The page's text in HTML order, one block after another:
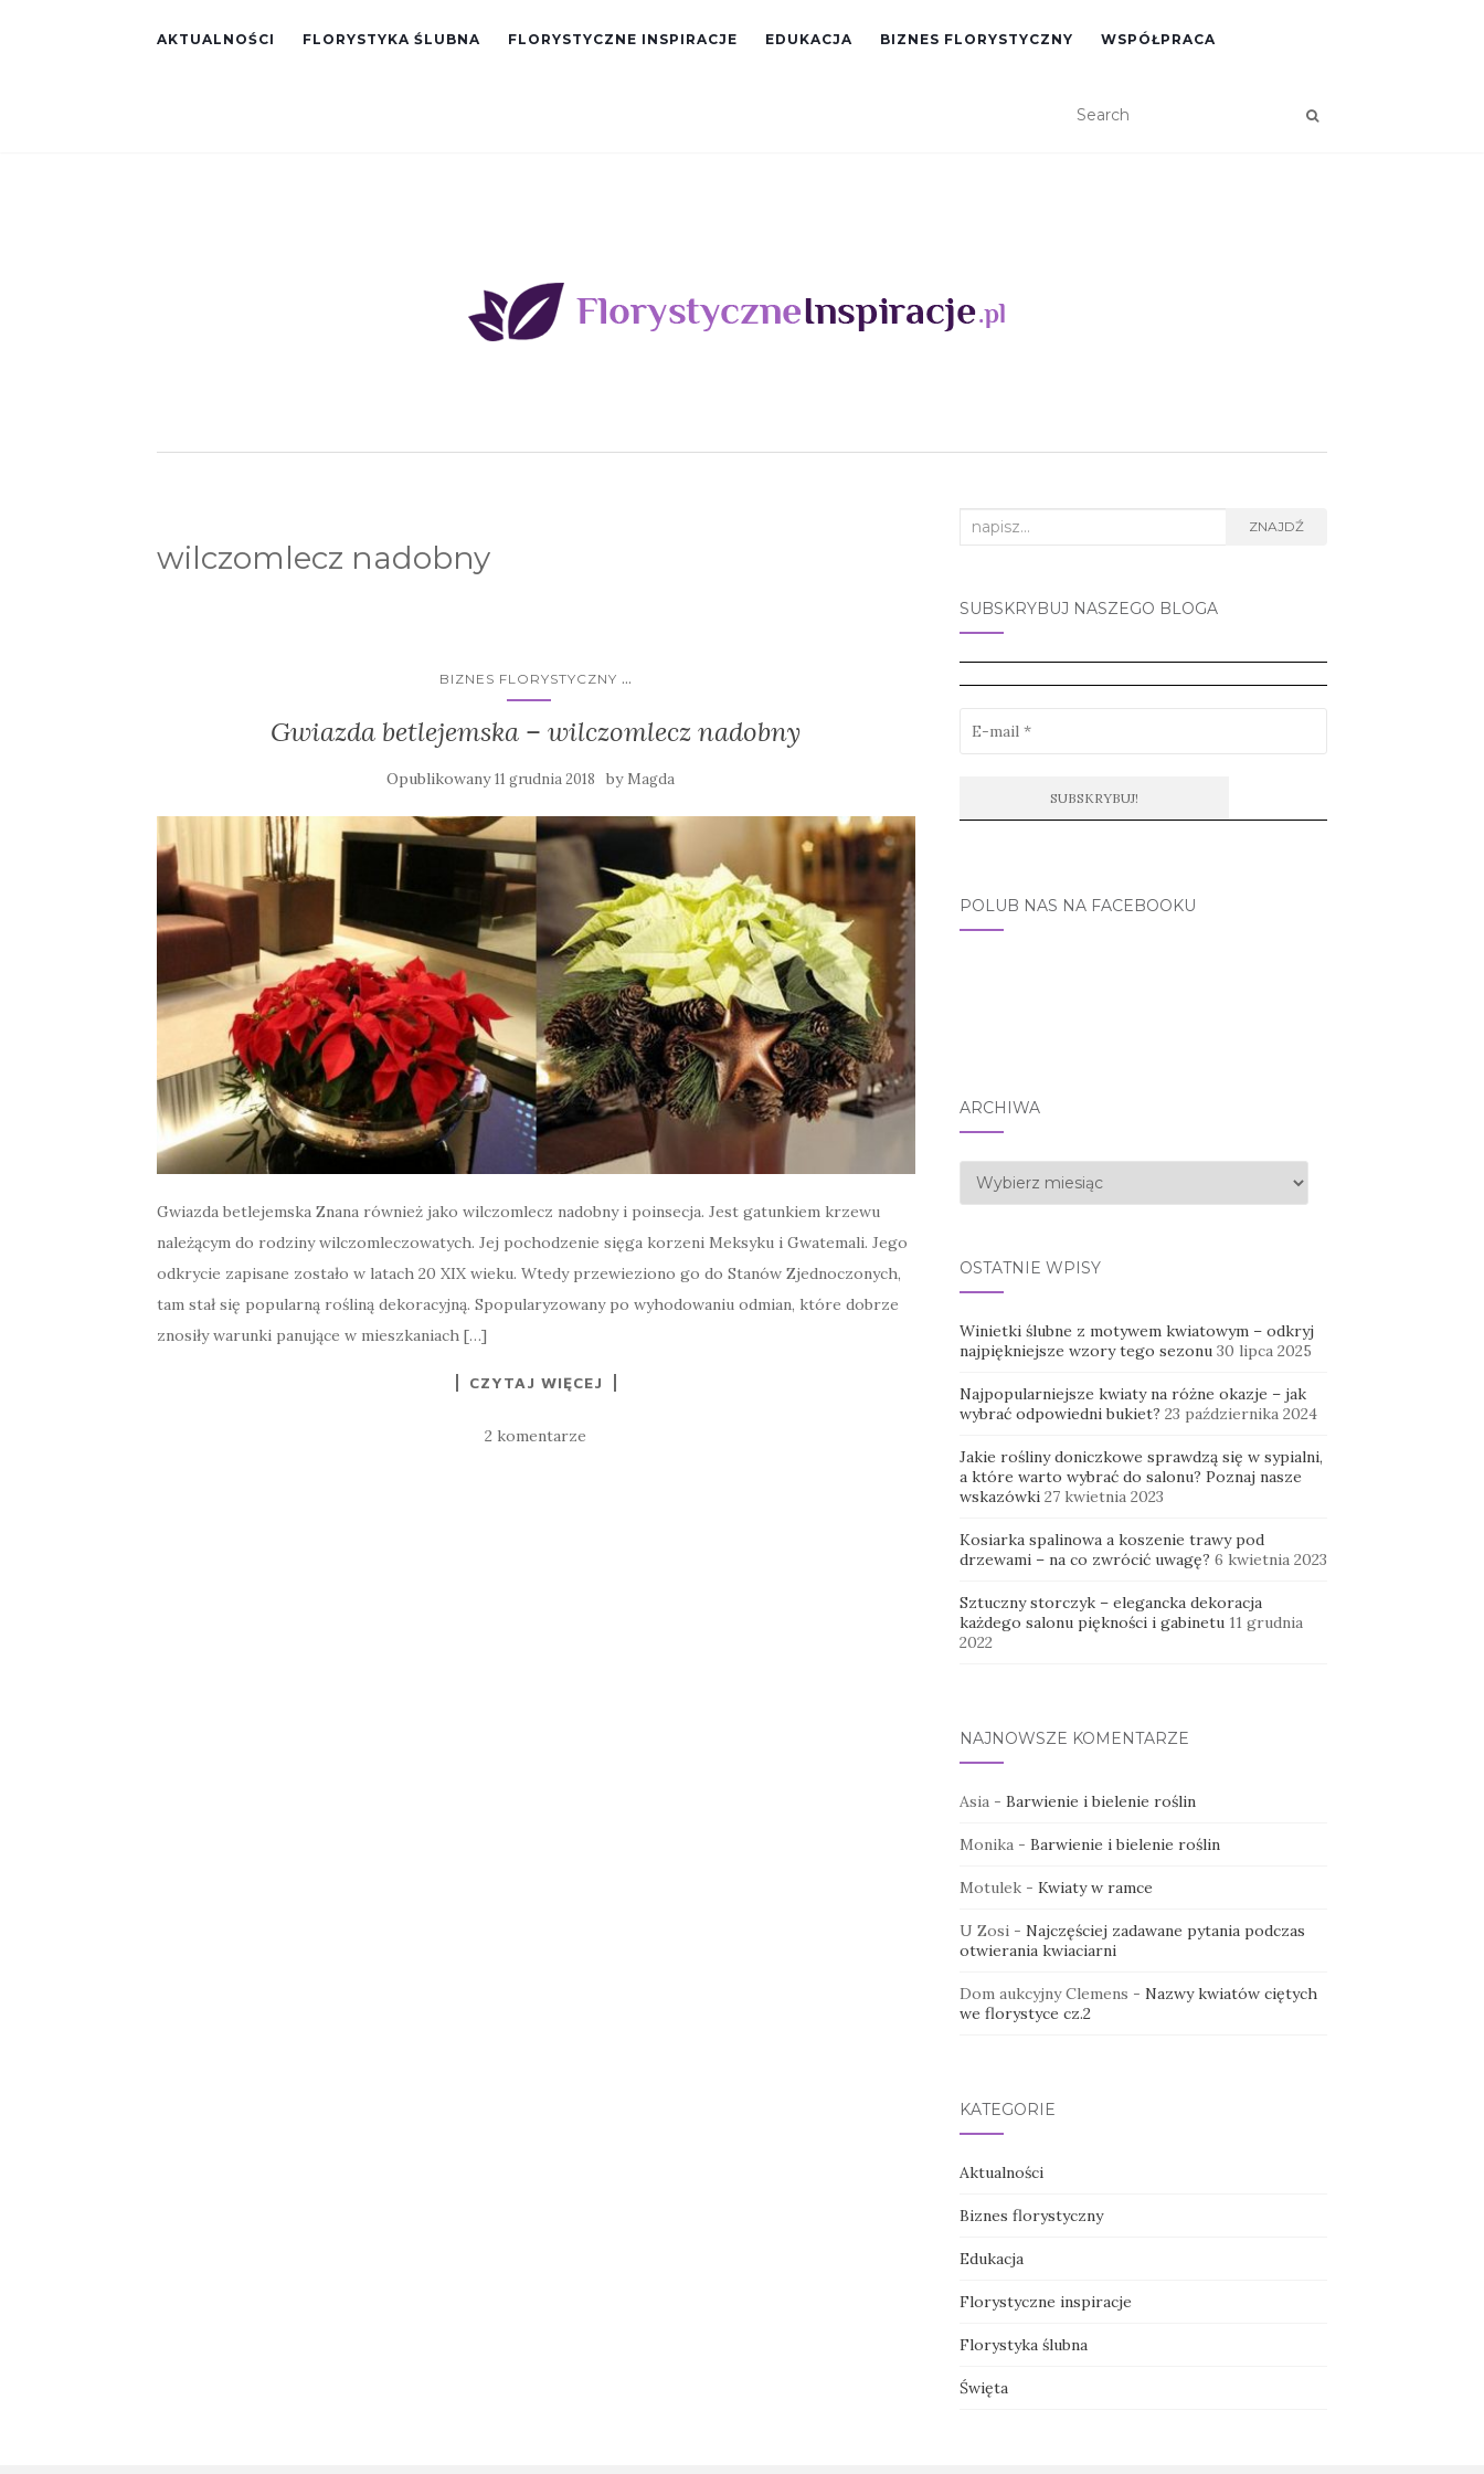
AKTUALNOŚCI FLORYSTYKA ŚLUBNA FLORYSTYCZNE INSPIRACJE EDUKACJA BIZNES FLORYSTYCZNY WSPÓŁPRACA
wilczomlecz nadobny
BIZNES FLORYSTYCZNY ...
Gwiazda betlejemska – wilczomlecz nadobny
Opublikowany11 grudnia 2018 by Magda
Gwiazda betlejemska Znana również jako wilczomlecz nadobny i poinsecja. Jest gatunkiem krzewu
należącym do rodziny wilczomleczowatych. Jej pochodzenie sięga korzeni Meksyku i Gwatemali. Jego
odkrycie zapisane zostało w latach 20 XIX wieku. Wtedy przewieziono go do Stanów Zjednoczonych,
tam stał się popularną rośliną dekoracyjną. Spopularyzowany po wyhodowaniu odmian, które dobrze
znosiły warunki panujące w mieszkaniach […]
CZYTAJ WIĘCEJ
2 komentarze
Search
ZNAJDŹ
SUBSKRYBUJ NASZEGO BLOGA
POLUB NAS NA FACEBOOKU
ARCHIWA
Archiwa
OSTATNIE WPISY
Winietki ślubne z motywem kwiatowym – odkryj
najpiękniejsze wzory tego sezonu 30 lipca 2025
Najpopularniejsze kwiaty na różne okazje – jak
wybrać odpowiedni bukiet? 23 października 2024
Jakie rośliny doniczkowe sprawdzą się w sypialni,
a które warto wybrać do salonu? Poznaj nasze
wskazówki 27 kwietnia 2023
Kosiarka spalinowa a koszenie trawy pod
drzewami – na co zwrócić uwagę? 6 kwietnia 2023
Sztuczny storczyk – elegancka dekoracja
każdego salonu piękności i gabinetu 11 grudnia
2022
NAJNOWSZE KOMENTARZE
Asia- Barwienie i bielenie roślin
Monika- Barwienie i bielenie roślin
Motulek- Kwiaty w ramce
U Zosi- Najczęściej zadawane pytania podczas
otwierania kwiaciarni
Dom aukcyjny Clemens - Nazwy kwiatów ciętych
we florystyce cz.2
KATEGORIE
Aktualności
Biznes florystyczny
Edukacja
Florystyczne inspiracje
Florystyka ślubna
Święta